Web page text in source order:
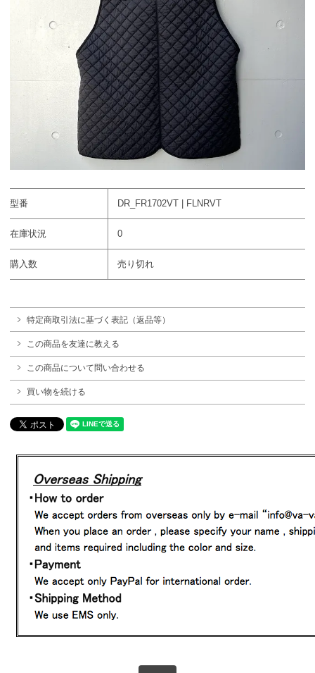
型番 DR_FR1702VT | FLNRVT
在庫状況 0
購入数 売り切れ
特定商取引法に基づく表記（返品等）
この商品を友達に教える
この商品について問い合わせる
買い物を続ける